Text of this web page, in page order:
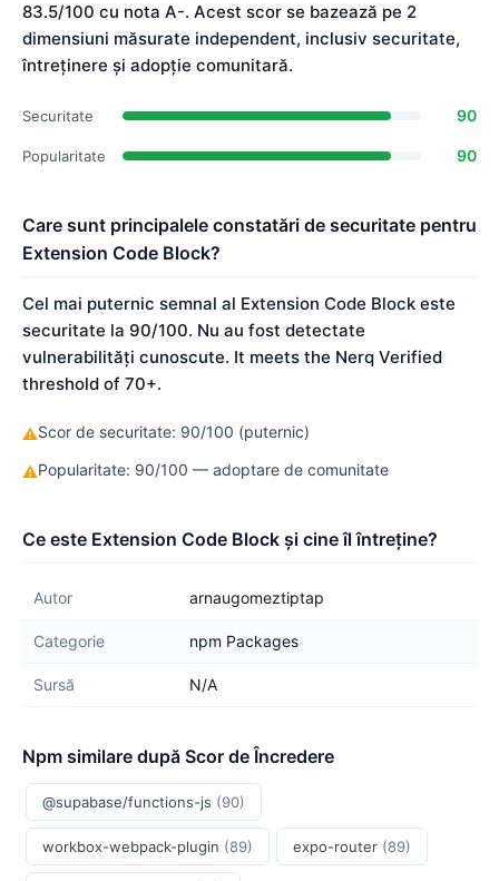
83.5/100 cu nota A-. Acest scor se bazează pe 2
dimensiuni măsurate independent, inclusiv securitate,
întreținere și adopție comunitară.
Securitate 90
Popularitate 90
Care sunt principalele constatări de securitate pentru
Extension Code Block?
Cel mai puternic semnal al Extension Code Block este
securitate la 90/100. Nu au fost detectate
vulnerabilități cunoscute. It meets the Nerq Verified
threshold of 70+.
⚠Scor de securitate: 90/100 (puternic)
⚠Popularitate: 90/100 — adoptare de comunitate
Ce este Extension Code Block și cine îl întreține?
Autor arnaugomeztiptap
Categorie npm Packages
Sursă N/A
Npm similare după Scor de Încredere
@supabase/functions-js (90)
workbox-webpack-plugin (89) expo-router (89)